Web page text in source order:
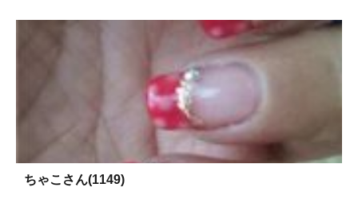
ちゃこさん(1149)